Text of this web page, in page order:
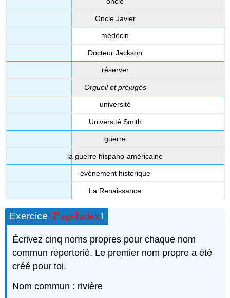
Oncle Javier
médecin
Docteur Jackson
réserver
Orgueil et préjugés
université
Université Smith
guerre
la guerre hispano-américaine
événement historique
La Renaissance
Exercice\PageIndex1
\PageIndex1
Écrivez cinq noms propres pour chaque nom
commun répertorié. Le premier nom propre a été
créé pour toi.
Nom commun : rivière